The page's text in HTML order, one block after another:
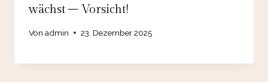
wächst – Vorsicht!
Von admin 23. Dezember 2025